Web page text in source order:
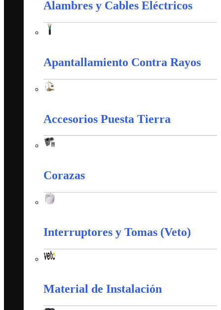
Alambres y Cables Eléctricos
Apantallamiento Contra Rayos
Accesorios Puesta Tierra
Corazas
Interruptores y Tomas (Veto)
Material de Instalación